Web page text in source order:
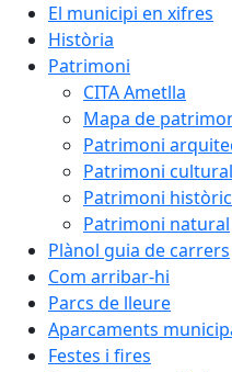
El municipi en xifres
Història
Patrimoni
CITA Ametlla
Mapa de
Patrimoni
Patrimoni cultural
Patrimoni històric
Patrimoni natural
Plànol guia de carrers
Com arribar-hi
Parcs de lleure
Aparcaments
Festes i fires